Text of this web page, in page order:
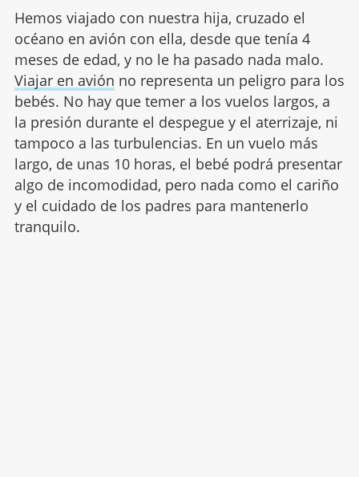
Hemos viajado con nuestra hija, cruzado el
océano en avión con ella, desde que tenía 4
meses de edad, y no le ha pasado nada malo.
Viajar en avión no representa un peligro para los
bebés. No hay que temer a los vuelos largos, a
la presión durante el despegue y el aterrizaje, ni
tampoco a las turbulencias. En un vuelo más
largo, de unas 10 horas, el bebé podrá presentar
algo de incomodidad, pero nada como el cariño
y el cuidado de los padres para mantenerlo
tranquilo.